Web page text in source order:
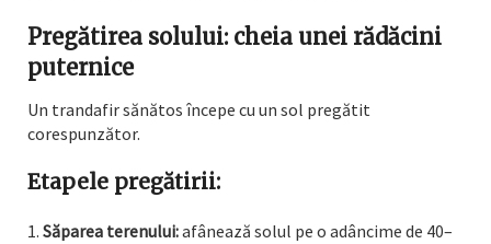
Pregătirea solului: cheia unei rădăcini
puternice
Un trandafir sănătos începe cu un sol pregătit
corespunzător.
Etapele pregătirii:
Săparea terenului:afânează solul pe o adâncime de 40–